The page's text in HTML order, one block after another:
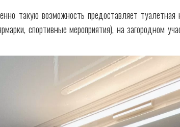
такую возможность предоставляет
спортивные мероприятия), на загородном